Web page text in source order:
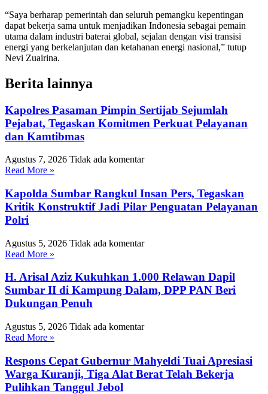
“Saya berharap pemerintah dan seluruh pemangku kepentingan
dapat bekerja sama untuk menjadikan Indonesia sebagai pemain
utama dalam industri baterai global, sejalan dengan visi transisi
energi yang berkelanjutan dan ketahanan energi nasional,” tutup
Nevi Zuairina.
Berita lainnya
Kapolres Pasaman Pimpin Sertijab Sejumlah
Pejabat, Tegaskan Komitmen Perkuat Pelayanan
dan Kamtibmas
Agustus 7, 2026 Tidak ada komentar
Read More »
Kapolda Sumbar Rangkul Insan Pers, Tegaskan
Kritik Konstruktif Jadi Pilar Penguatan Pelayanan
Polri
Agustus 5, 2026 Tidak ada komentar
Read More »
H. Arisal Aziz Kukuhkan 1.000 Relawan Dapil
Sumbar II di Kampung Dalam, DPP PAN Beri
Dukungan Penuh
Agustus 5, 2026 Tidak ada komentar
Read More »
Respons Cepat Gubernur Mahyeldi Tuai Apresiasi
Warga Kuranji, Tiga Alat Berat Telah Bekerja
Pulihkan Tanggul Jebol